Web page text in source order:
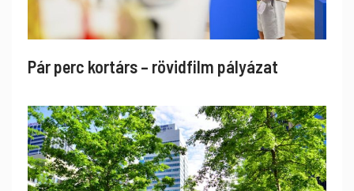
Pár perc kortárs – rövidfilm pályázat